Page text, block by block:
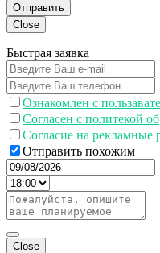
Отправить
Close
Быстрая заявка
Ознакомлен с
Согласен с политекой
Согласие на рекламные
Отправить похожим
Close